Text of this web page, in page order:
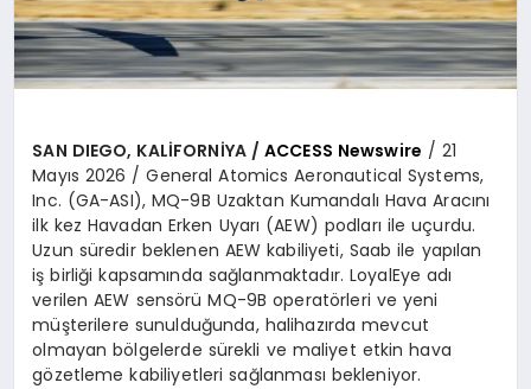
SAN DIEGO, KALİFORNİYA / ACCESS Newswire / 21
Mayıs 2026 / General Atomics Aeronautical Systems,
Inc. (GA-ASI), MQ-9B Uzaktan Kumandalı Hava Aracını
ilk kez Havadan Erken Uyarı (AEW) podları ile uçurdu.
Uzun süredir beklenen AEW kabiliyeti, Saab ile yapılan
iş birliği kapsamında sağlanmaktadır. LoyalEye adı
verilen AEW sensörü MQ-9B operatörleri ve yeni
müşterilere sunulduğunda, halihazırda mevcut
olmayan bölgelerde sürekli ve maliyet etkin hava
gözetleme kabiliyetleri sağlanması bekleniyor.